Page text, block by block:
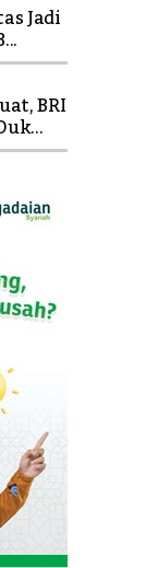
Jadi
BRI